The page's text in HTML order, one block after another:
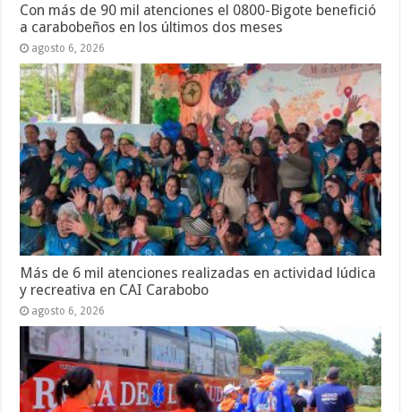
Con más de 90 mil atenciones el 0800-Bigote benefició
a carabobeños en los últimos dos meses
agosto 6, 2026
Más de 6 mil atenciones realizadas en actividad lúdica
y recreativa en CAI Carabobo
agosto 6, 2026